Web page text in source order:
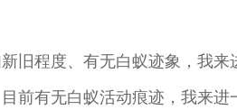
旧程度、有无白蚁迹象，我来
前有无白蚁活动痕迹，我来进